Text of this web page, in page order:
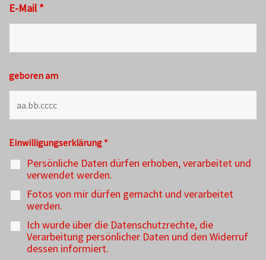
E-Mail*
geboren am
Einwilligungserklärung *
Persönliche Daten dürfen erhoben, verarbeitet und
verwendet werden.
Fotos von mir dürfen gemacht und verarbeitet
werden.
Ich wurde über die Datenschutzrechte, die
Verarbeitung persönlicher Daten und den Widerruf
dessen informiert.